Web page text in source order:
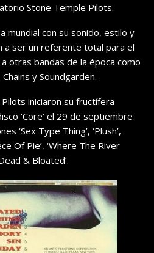
Stone Temple Pilots.
mundial con su sonido, estilo y
a ser un referente total para el
otras bandas de la época como
y Soundgarden.
iniciaron su fructífera
‘Core’ el 29 de septiembre
‘Sex Type Thing’, ‘Plush’,
Of Pie’, ‘Where The River
& Bloated’.